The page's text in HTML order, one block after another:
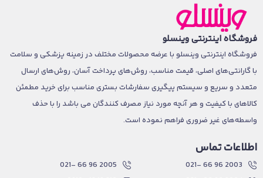
فروشگاه اینترنتی وینسلو
فروشگاه اینترنتی وینسلو با عرضه محصولات مختلف در زمینه پزشکی و سلامت
با گارانتی‌های اصلی، قیمت مناسب، روش‌های پرداخت آسان، روش‌های ارسال
متعدد و سریع و سیستم پیگیری سفارشات بستری مناسب برای خرید مطمئن
کالاهای با کیفیت و هر آنچه مورد نیاز مصرف کنندگان می باشد را با حذف
واسطه‌های غیر ضروری فراهم نموده است.
اطلاعات تماس
2003 96 66 -021
2005 96 66 -021